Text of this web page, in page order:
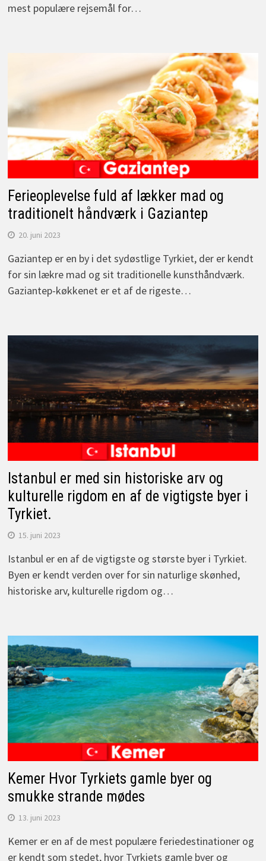
mest populære rejsemål for…
Ferieoplevelse fuld af lækker mad og
traditionelt håndværk i Gaziantep
20. juni 2023
Gaziantep er en by i det sydøstlige Tyrkiet, der er kendt
for sin lækre mad og sit traditionelle kunsthåndværk.
Gaziantep-køkkenet er et af de rigeste…
Istanbul er med sin historiske arv og
kulturelle rigdom en af de vigtigste byer i
Tyrkiet.
15. juni 2023
Istanbul er en af de vigtigste og største byer i Tyrkiet.
Byen er kendt verden over for sin naturlige skønhed,
historiske arv, kulturelle rigdom og…
Kemer Hvor Tyrkiets gamle byer og
smukke strande mødes
13. juni 2023
Kemer er en af de mest populære feriedestinationer og
er kendt som stedet, hvor Tyrkiets gamle byer og